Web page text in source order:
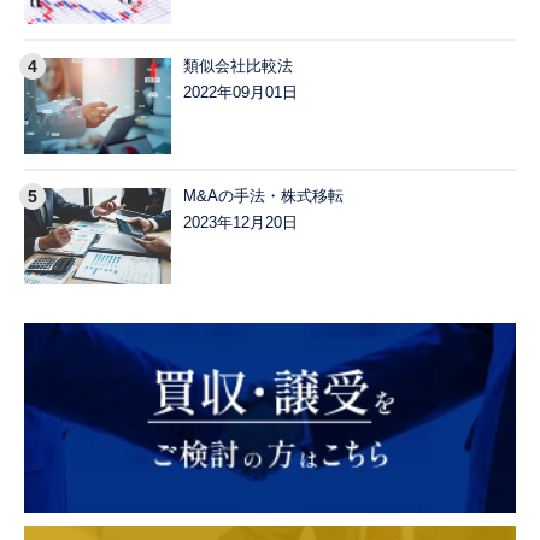
類似会社比較法
2022年09月01日
M&Aの手法・株式移転
2023年12月20日